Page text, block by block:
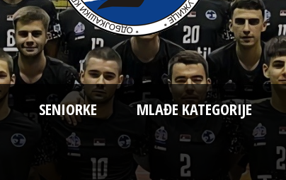
SENIORKE MLAĐE KATEGORIJE